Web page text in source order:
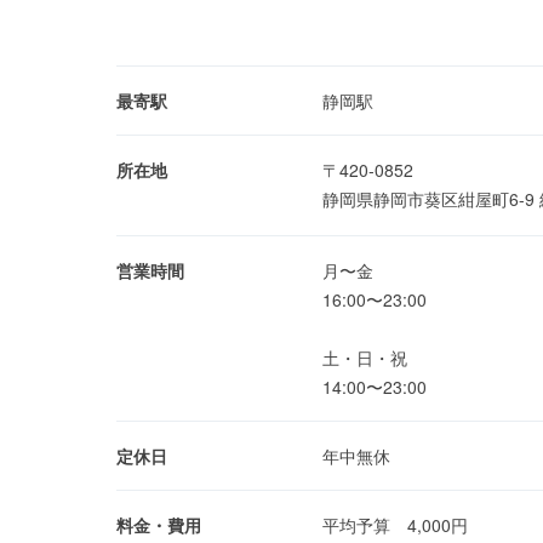
最寄駅 静岡駅
所在地
〒420-0852
静岡県静岡市葵区紺屋町6-
営業時間
月〜金
16:00〜23:00
土・日・祝
14:00〜23:00
定休日 年中無休
料金・費用 平均予算 4,000円